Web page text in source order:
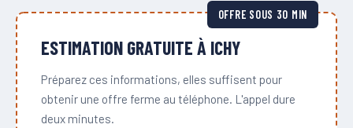
OFFRE SOUS 30 MIN
ESTIMATION GRATUITE À ICHY
Préparez ces informations, elles suffisent pour
obtenir une offre ferme au téléphone. L'appel dure
deux minutes.